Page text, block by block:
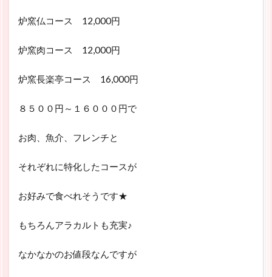
炉窯仏コース 12,000円
炉窯肉コース 12,000円
炉窯長楽亭コース 16,000円
８５００円～１６０００円で
お肉、魚介、フレンチと
それぞれに特化したコースが
お好みで食べれそうです★
もちろんアラカルトも充実♪
なかなかのお値段なんですが